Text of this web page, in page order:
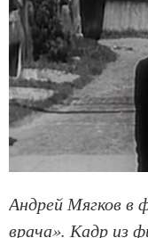
Андрей Мягков в
врача». Кадр из